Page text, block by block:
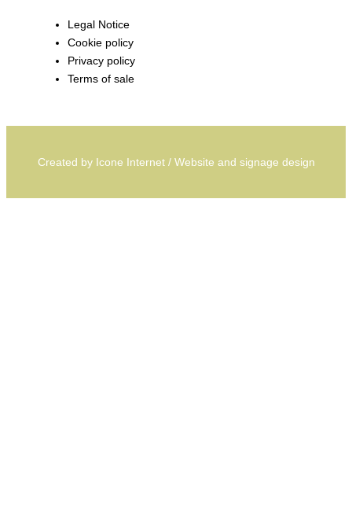
Legal Notice
Cookie policy
Privacy policy
Terms of sale
Created by Icone Internet/ Website and signage design